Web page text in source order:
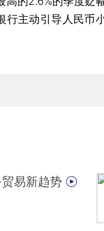
行主动引导人民币
易新趋势